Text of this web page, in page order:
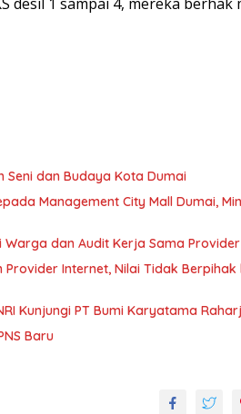
Seni dan Budaya Kota Dumai
Management City Mall Dumai,
Warga dan Audit Kerja Sama
Provider Internet, Nilai Tidak
Kunjungi PT Bumi Karyatama
Baru